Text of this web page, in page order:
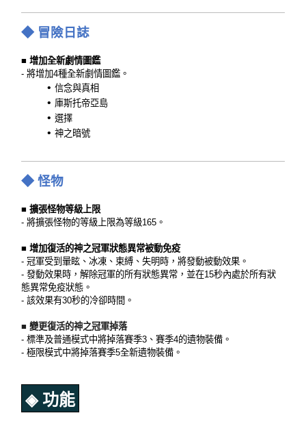
◆ 冒險日誌
■增加全新劇情圖鑑
- 將增加4種全新劇情圖鑑。
信念與真相
庫斯托帝亞島
選擇
神之暗號
◆ 怪物
■擴張怪物等級上限
- 將擴張怪物的等級上限為等級165。
■ 增加復活的神之冠軍狀態異常被動免疫
- 冠軍受到暈眩、冰凍、束縛、失明時，將發動被動效果。
- 發動效果時，解除冠軍的所有狀態異常，並在15秒內處於所有狀
態異常免疫狀態。
- 該效果有30秒的冷卻時間。
■ 變更復活的神之冠軍掉落
- 標準及普通模式中將掉落賽季3、賽季4的遺物裝備。
- 極限模式中將掉落賽季5全新遺物裝備。
◈ 功能